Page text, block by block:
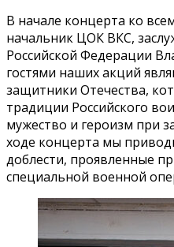
В начале концерта ко
начальник ЦОК ВКС,
Российской Федерации
гостями наших акций
защитники Отечества,
традиции Российского
мужество и героизм при
ходе концерта мы
доблести, проявленные
специальной военной